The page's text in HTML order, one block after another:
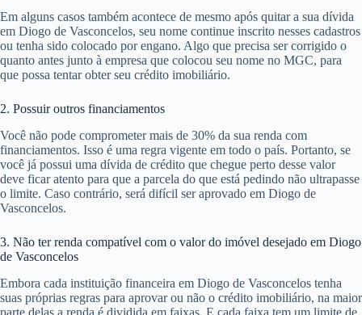
Em alguns casos também acontece de mesmo após quitar a sua dívida
em Diogo de Vasconcelos, seu nome continue inscrito nesses cadastros
ou tenha sido colocado por engano. Algo que precisa ser corrigido o
quanto antes junto à empresa que colocou seu nome no MGC, para
que possa tentar obter seu crédito imobiliário.
2. Possuir outros financiamentos
Você não pode comprometer mais de 30% da sua renda com
financiamentos. Isso é uma regra vigente em todo o país. Portanto, se
você já possui uma dívida de crédito que chegue perto desse valor
deve ficar atento para que a parcela do que está pedindo não ultrapasse
o limite. Caso contrário, será difícil ser aprovado em Diogo de
Vasconcelos.
3. Não ter renda compatível com o valor do imóvel desejado em Diogo
de Vasconcelos
Embora cada instituição financeira em Diogo de Vasconcelos tenha
suas próprias regras para aprovar ou não o crédito imobiliário, na maior
parte delas a renda é dividida em faixas. E cada faixa tem um limite de